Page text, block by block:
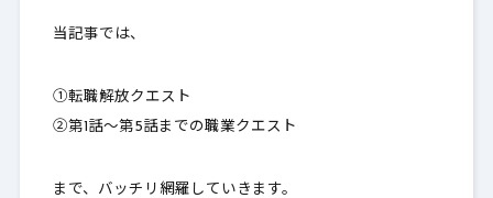
当記事では、
①転職解放クエスト
②第1話～第5話までの職業クエスト
まで、バッチリ網羅していきます。